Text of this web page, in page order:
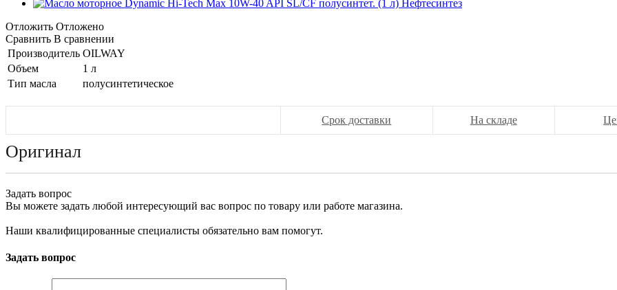
Отложить Отложено
Сравнить В сравнении
Производитель OILWAY
Объем
1 л
Тип масла
полусинтетическое
Срок доставки На складе
Оригинал
Задать вопрос
Вы можете задать любой интересующий вас вопрос по товару или работе магазина.
Наши квалифицированные специалисты обязательно вам помогут.
Задать вопрос